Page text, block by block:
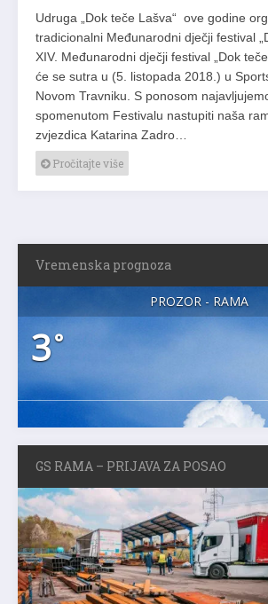
Udruga „Dok teče Lašva“ ove godine
tradicionalni Međunarodni dječji festival
XIV. Međunarodni dječji festival „Dok
će se sutra u (5. listopada 2018.) u
Novom Travniku. S ponosom
spomenutom Festivalu nastupiti naša
zvjezdica Katarina Zadro…
Pročitajte više
Vremenska prognoza
PROZOR - RAMA
3°
GS RAMA – PRIJAVA ZA POSAO